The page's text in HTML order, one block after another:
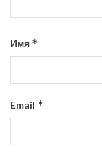
Имя *
Email *